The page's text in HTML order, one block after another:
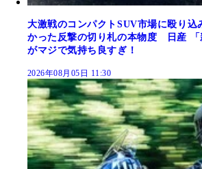
大激戦のコンパクトSUV市場に殴り
かった反撃の切り札の本物度 日産 「
がマジで気持ち良すぎ！
2026年08月05日 11:30